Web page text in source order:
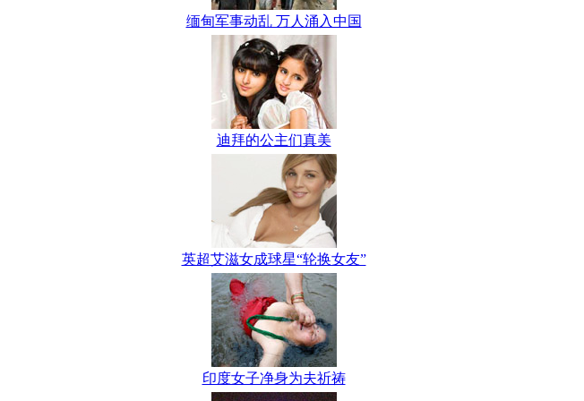
缅甸军事动乱 万人涌入中国
迪拜的公主们真美
英超艾滋女成球星“轮换女友”
印度女子净身为夫祈祷